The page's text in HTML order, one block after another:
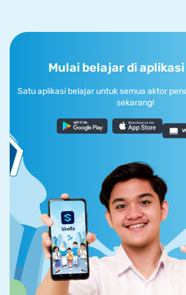
Mulai belajar di
Satu aplikasi belajar untuk semua aktor
sekarang!